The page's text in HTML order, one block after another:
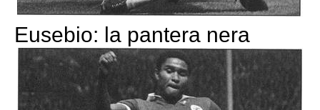
Eusebio: la pantera nera